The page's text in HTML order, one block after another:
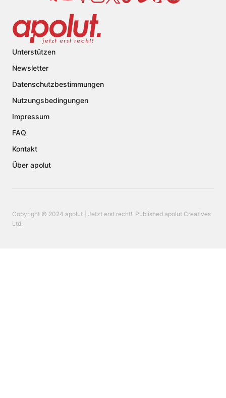
Unterstützen
Newsletter
Datenschutzbestimmungen
Nutzungsbedingungen
Impressum
FAQ
Kontakt
Über apolut
Copyright © 2024 apolut | Jetzt erst recht!. Published apolut Creatives
Ltd.